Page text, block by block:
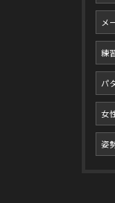
メ
練
パ
女
姿